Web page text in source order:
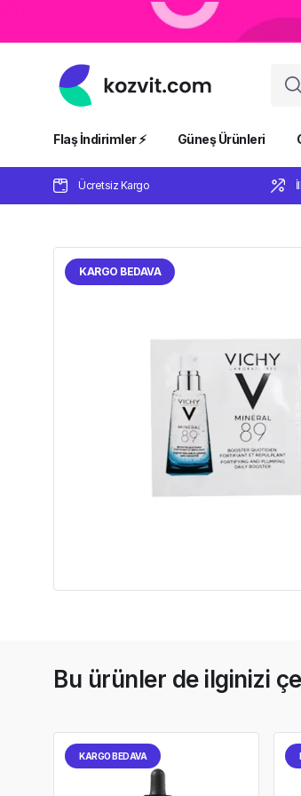
Flaş İndirimler ⚡️ Güneş Ürünleri
Ücretsiz Kargo
KARGO BEDAVA
Bu ürünler de ilginizi
KARGO BEDAVA